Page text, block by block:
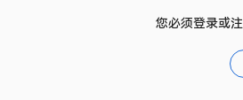
您必须登录或